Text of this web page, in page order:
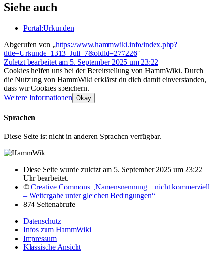
Siehe auch
Portal:Urkunden
Abgerufen von „https://www.hammwiki.info/index.php?
title=Urkunde_1313_Juli_7&oldid=277226“
Zuletzt bearbeitet am 5. September 2025 um 23:22
Cookies helfen uns bei der Bereitstellung von HammWiki. Durch
die Nutzung von HammWiki erklärst du dich damit einverstanden,
dass wir Cookies speichern.
Weitere Informationen Okay
Sprachen
Diese Seite ist nicht in anderen Sprachen verfügbar.
Diese Seite wurde zuletzt am 5. September 2025 um 23:22
Uhr bearbeitet.
© Creative Commons „Namensnennung – nicht kommerziell
– Weitergabe unter gleichen Bedingungen“
874 Seitenabrufe
Datenschutz
Infos zum HammWiki
Impressum
Klassische Ansicht